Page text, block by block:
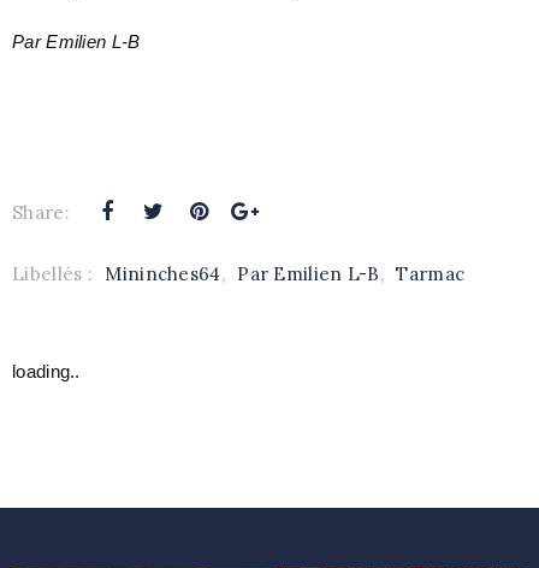
Par Emilien L-B
Share:
Libellés : Mininches64, Par Emilien L-B, Tarmac
loading..